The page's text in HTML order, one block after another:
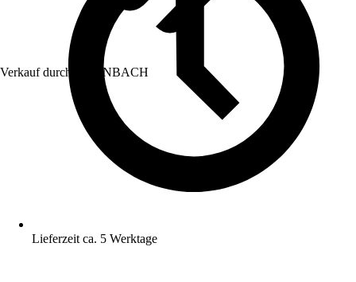
Verkauf durch: HORNBACH
Lieferzeit ca. 5 Werktage